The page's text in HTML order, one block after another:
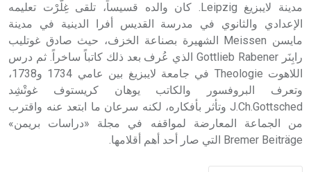
مدينة لايبزيغ Leipzig. كان والده قسيساً، تلقى غِلَّرْت تعليمه
الإعدادي والثانوي في مدرسة القديس أفرا الدينية في مدينة
مايسن Meissen الشهيرة بصناعة الخزف، حيث صادق غوتليب
رابِنَر Gottlieb Rabener الذي عُرف بعد ذلك كاتباً ساخراً. ثم درس
اللاهوت Theologie في جامعة لايبزيغ بين عامي 1734 و1738،
وتعرف البروفسور والكاتب يوهان كريستوف غوتْشِد
J.Ch.Gottsched وتأثر بأفكاره، لكنه سرعان ما ابتعد عنه واقترب
من الجماعة المعارضة لمواقفه في مجلة «دراسات بريمن»
Bremer Beiträge التي صار أحد أهم أقلامها.